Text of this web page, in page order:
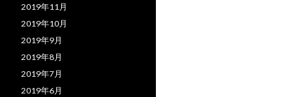
2019年11月
2019年10月
2019年9月
2019年8月
2019年7月
2019年6月